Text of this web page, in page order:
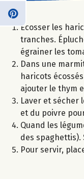
Écosser les
tranches.
égrainer les
Dans une
haricots
ajouter le thym
Laver et sécher
et du poivre
Quand les
des spaghettis).
Pour servir,